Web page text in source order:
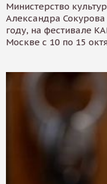
Министерство
Александра
году, на фестивале
Москве с 10 по 15